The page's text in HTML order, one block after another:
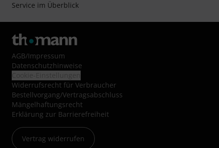
Service im Überblick
AGB/Impressum
Datenschutzhinweise
Widerrufsrecht für Verbraucher
Bestellvorgang/Vertragsabschluss
Mängelhaftungsrecht
Erklärung zur Barrierefreiheit
Vertrag widerrufen